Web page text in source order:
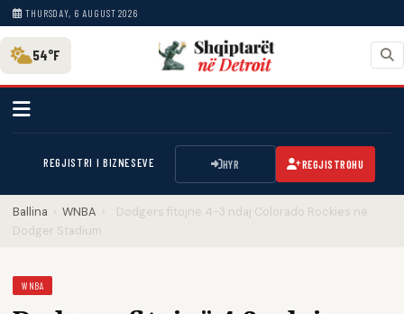
THURSDAY, 6 AUGUST 2026
54°F
REGJISTRI I BIZNESEVE HYR REGJISTROHU
Ballina › WNBA ›
Dodgers fitojnë 4-3 ndaj Colorado Rockies në
Dodger Stadium
WNBA